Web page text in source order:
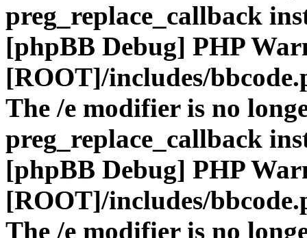
preg_replace_callback
[phpBB Debug] PHP
[ROOT]/includes/
The /e modifier is no
preg_replace_callback
[phpBB Debug] PHP
[ROOT]/includes/
The /e modifier is no